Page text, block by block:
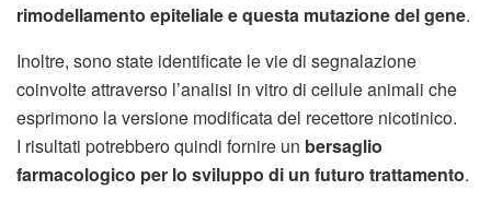
rimodellamento epiteliale e questa mutazione del gene.
Inoltre, sono state identificate le vie di segnalazione
coinvolte attraverso l’analisi in vitro di cellule animali che
esprimono la versione modificata del recettore nicotinico.
I risultati potrebbero quindi fornire un bersaglio
farmacologico per lo sviluppo di un futuro trattamento.